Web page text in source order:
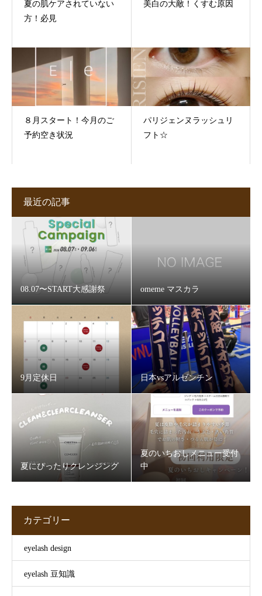
夏の肌ケアされていない
方！必見
美白の大敵！くすむ原因
８月スタート！今月のご
予約空き状況
パリジェンヌラッシュリ
フト☆
最近の記事
08.07〜START大感謝祭 omeme マスカラ
9月定休日 日本vsアルゼンチン
夏にぴったりクレンジング
夏のいちおしメニュー受付
中
カテゴリー
eyelash design
eyelash 豆知識